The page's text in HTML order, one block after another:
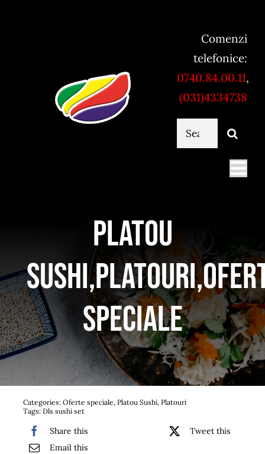
Comenzi
telefonice:
0740.84.00.11,
(031)4334738
Cautare...
Bufet suedez si Coffee Break
Platouri
Sushi
Comemorari
Oferta
Platou
speciale
Categories: Oferte speciale, Platou Sushi, Platouri
Tags: Dls sushi set
Share this
Tweet this
Email this